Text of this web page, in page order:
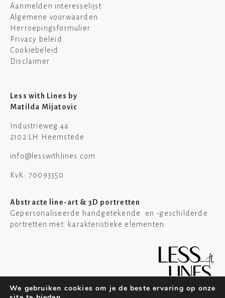
Aanmelden interesselijst
Algemene voorwaarden
Herroepingsformulier
Privacy beleid
Cookiebeleid
Disclaimer
Less with Lines by
Matilda Mijatovic
Industrieweg 4a
2102 LH Heemstede
info@lesswithlines.com
KvK: 70093350
Abstracte line-art & 3D portretten
Gepersonaliseerde handgetekende en -geschilderde
portretten met karakteristieke elementen.
We gebruiken cookies om je de beste ervaring op onze